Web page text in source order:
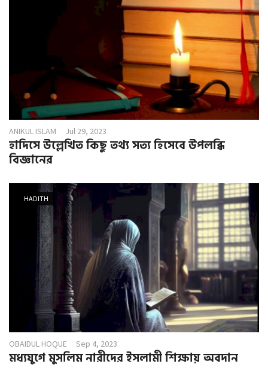
ANIKUL ISLAM Jul 29, 2023
হাদিসে উল্লেখিত কিছু তথ্য সত্য হিসেবে উপলব্ধি
বিজ্ঞানের
HADITH
OBAIDUL HOQUE Sep 4, 2023
মধ্যযুগে মুসলিম নারীদের ইসলামী শিক্ষায় অবদান